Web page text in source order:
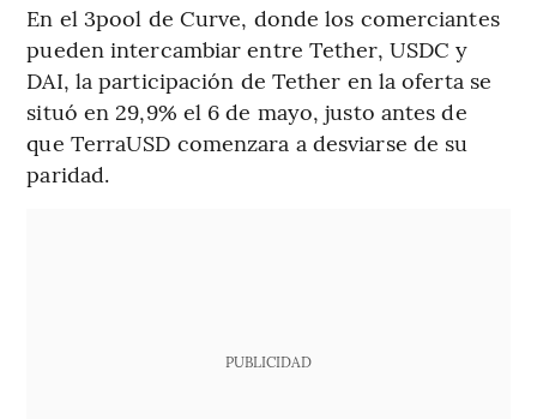
En el 3pool de Curve, donde los comerciantes
pueden intercambiar entre Tether, USDC y
DAI, la participación de Tether en la oferta se
situó en 29,9% el 6 de mayo, justo antes de
que TerraUSD comenzara a desviarse de su
paridad.
PUBLICIDAD